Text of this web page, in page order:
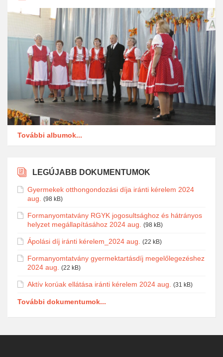
További albumok...
LEGÚJABB DOKUMENTUMOK
Gyermekek otthongondozási díja iránti kérelem 2024
aug.
(98 kB)
Formanyomtatvány RGYK jogosultsághoz és hátrányos
helyzet megállapításához 2024 aug.
(98 kB)
Ápolási díj iránti kérelem_2024 aug. (22 kB)
Formanyomtatvány gyermektartásdíj megelőlegezéshez
2024 aug.
(22 kB)
Aktív korúak ellátása iránti kérelem 2024 aug. (31 kB)
További dokumentumok...